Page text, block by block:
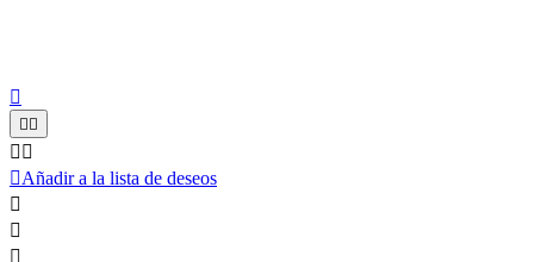

 
 
Añadir a la lista de deseos


